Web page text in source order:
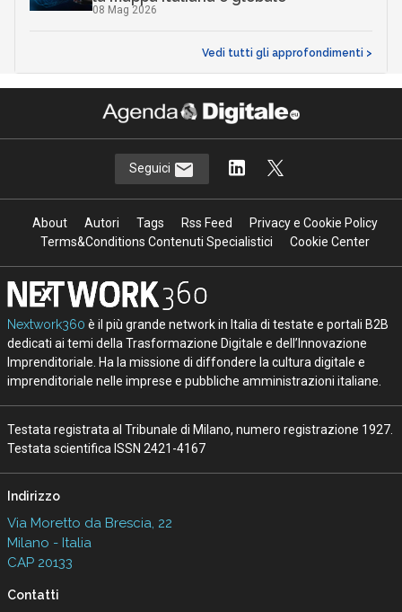
08 Mag 2026
Vedi tutti gli approfondimenti >
Seguici
About Autori Tags Rss Feed
Privacy e Cookie Policy
Terms&Conditions Contenuti Specialistici
Cookie Center
Nextwork360 è il più grande network in Italia di testate e portali B2B
dedicati ai temi della Trasformazione Digitale e dell’Innovazione
Imprenditoriale. Ha la missione di diffondere la cultura digitale e
imprenditoriale nelle imprese e pubbliche amministrazioni italiane.
Testata registrata al Tribunale di Milano, numero registrazione 1927.
Testata scientifica ISSN 2421-4167
Indirizzo
Via Moretto da Brescia, 22
Milano - Italia
CAP 20133
Contatti